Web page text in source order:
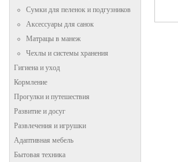
Сумки для пеленок и подгузников
Аксессуары для санок
Матрацы в манеж
Чехлы и системы хранения
Гигиена и уход
Кормление
Прогулки и путешествия
Развитие и досуг
Развлечения и игрушки
Адаптивная мебель
Бытовая техника